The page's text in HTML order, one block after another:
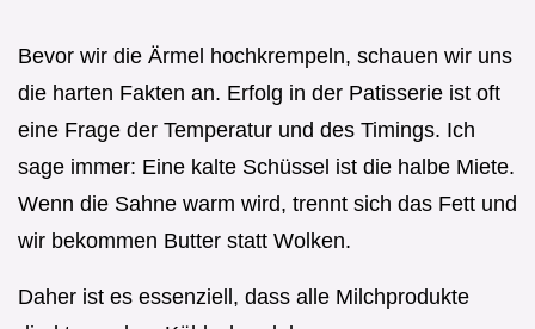
Bevor wir die Ärmel hochkrempeln, schauen wir uns
die harten Fakten an. Erfolg in der Patisserie ist oft
eine Frage der Temperatur und des Timings. Ich
sage immer: Eine kalte Schüssel ist die halbe Miete.
Wenn die Sahne warm wird, trennt sich das Fett und
wir bekommen Butter statt Wolken.
Daher ist es essenziell, dass alle Milchprodukte